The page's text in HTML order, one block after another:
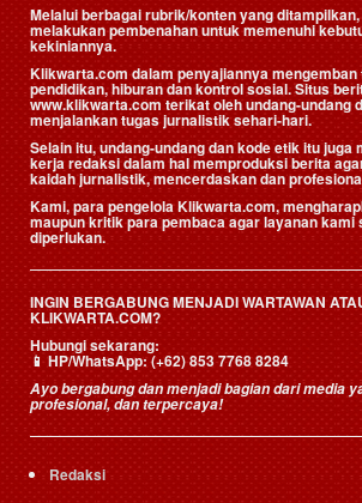
Melalui berbagai rubrik/konten yang
melakukan pembenahan untuk memenuhi
kekiniannya.
Klikwarta.com dalam penyajiannya
pendidikan, hiburan dan kontrol sosial. Situs
www.klikwarta.com terikat oleh undang-undang
menjalankan tugas jurnalistik sehari-hari.
Selain itu, undang-undang dan kode etik itu juga
kerja redaksi dalam hal memproduksi berita
kaidah jurnalistik, mencerdaskan dan
Kami, para pengelola Klikwarta.com,
maupun kritik para pembaca agar layanan kami
diperlukan.
INGIN BERGABUNG MENJADI WARTAWAN
KLIKWARTA.COM?
Hubungi sekarang:
📱HP/WhatsApp:(+62) 853 7768 8284
Ayo bergabung dan menjadi bagian dari media
profesional, dan terpercaya!
Redaksi